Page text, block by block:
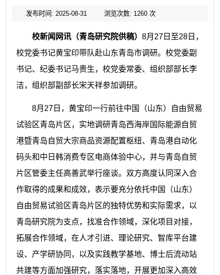
发布时间: 2025-08-31 浏览次数: 1260次
校新闻网讯（青岛研究院供稿） 8月27日至28日，
校党委书记黄宝印带队赴山东青岛市调研。校党委副
书记、纪委书记马贵生，校党委常委、组织部部长李
洁，组织部副部长宋天祥参加调研。
8月27日，黄宝印一行前往中国（山东）自由贸易
试验区青岛片区，实地调研青岛西海岸国际能源自贸
港暨青岛自贸大宗商品资源配置枢纽、青岛港自动化
码头和中日韩消费专区电商体验中心，并与青岛自贸
片区管委主任高善武举行座谈。双方高度认同深入合
作取得的成果和成效，表示要充分依托中国（山东）
自由贸易试验区青岛片区的独特优势和实际需求，以
青岛研究院为支点，找准合作领域，深化项目对接，
拓展合作领域，在人才引进、理论研究、智库平台建
设、产学研协同，以及实践教学基地、博士后流动站
共建等方面加强研究，落实落地，开展更加深入高效